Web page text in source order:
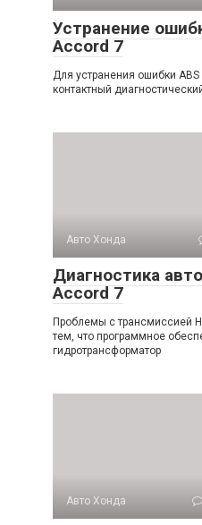
Устранение
Accord 7
Для устранения ошибки
контактный
Авто Хонда
Диагностика
Accord 7
Проблемы с трансмиссией
тем, что программное
гидротрансформатор
Авто Хонда